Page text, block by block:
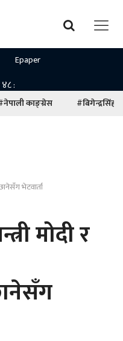
Epaper
काङ्ग्रेस #बिगेन्द्रसिंह
भेटवार्ता
मोदी र